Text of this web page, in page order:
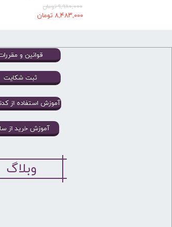
۹,۹۸۰,۰۰۰ تومان
۸,۴۸۳,۰۰۰ تومان
قوانین و
ثبت شکایت
آموزش خرید از
آموزش استفاده از
وبلاگ